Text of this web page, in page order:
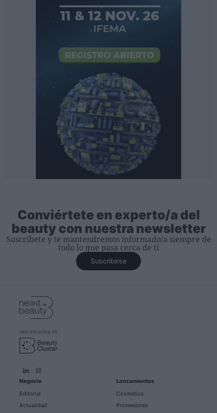
Conviértete en experto/a del
beauty con nuestra newsletter
Suscríbete y te mantendremos informado/a siempre de
todo lo que pasa cerca de ti
Suscribirse
Una iniciativa de
Negocio
Editorial
Actualidad
Lanzamientos
Cosmética
Proveedores